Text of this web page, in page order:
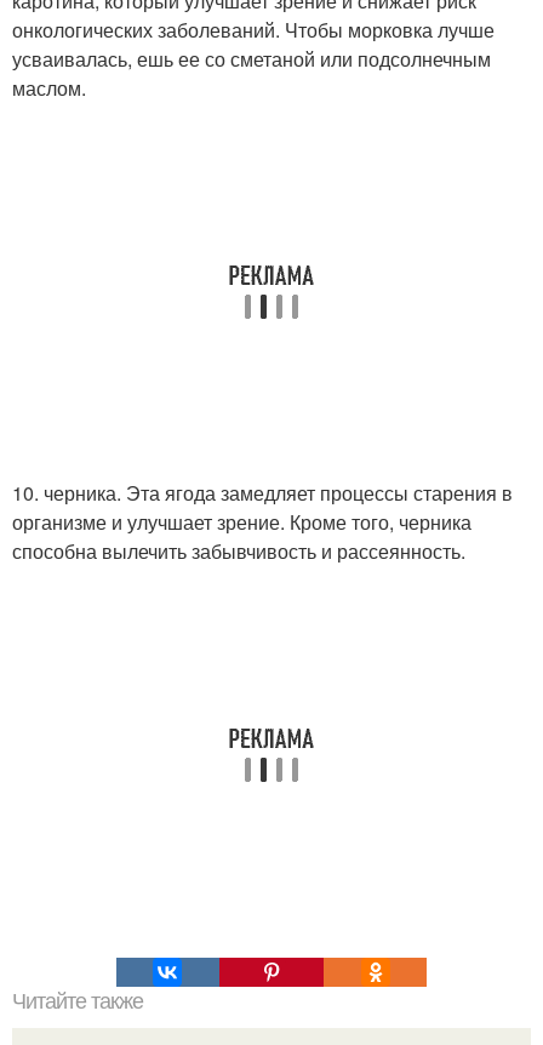
онкологических заболеваний. Чтобы морковка лучше
усваивалась, ешь ее со сметаной или подсолнечным
маслом.
10. черника. Эта ягода замедляет процессы старения в
организме и улучшает зрение. Кроме того, черника
способна вылечить забывчивость и рассеянность.
Читайте также